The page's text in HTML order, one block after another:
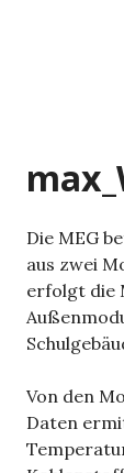
Die MEG
aus zwei
erfolgt die
Von den
Daten